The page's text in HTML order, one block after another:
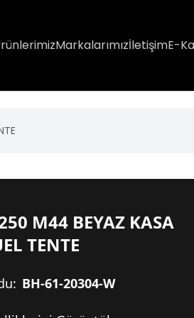
MarkalarımızİletişimE-
M44 BEYAZ KASA
TENTE
BH-61-20304-W